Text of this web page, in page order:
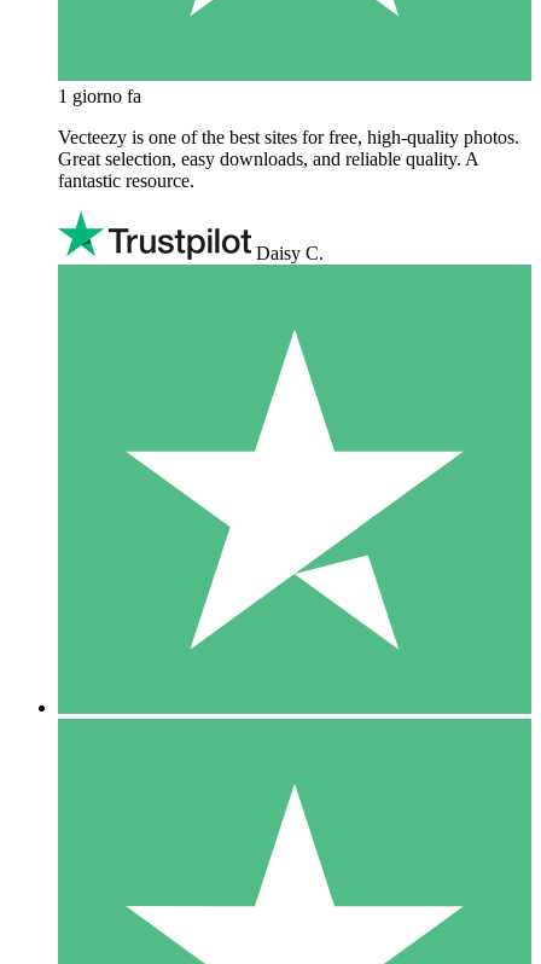
1 giorno fa
Vecteezy is one of the best sites for free, high‑quality photos.
Great selection, easy downloads, and reliable quality. A
fantastic resource.
Daisy C.